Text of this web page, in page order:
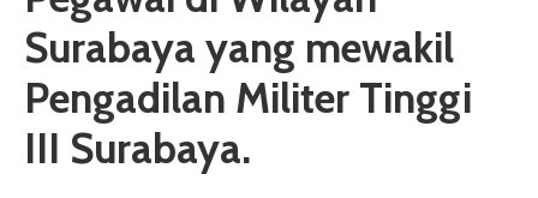
Surabaya yang mewakil
Pengadilan Militer Tinggi
III Surabaya.